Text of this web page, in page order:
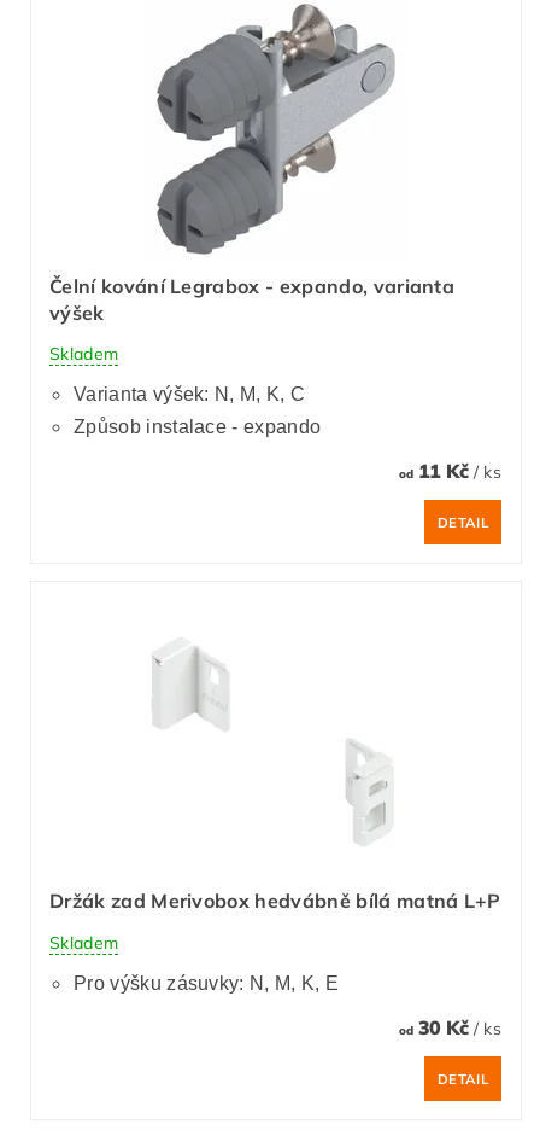
Čelní kování Legrabox - expando, varianta
výšek
Skladem
Varianta výšek: N, M, K, C
Způsob instalace - expando
od11 Kč / ks
DETAIL
Držák zad Merivobox hedvábně bílá matná L+P
Skladem
Pro výšku zásuvky: N, M, K, E
od30 Kč / ks
DETAIL